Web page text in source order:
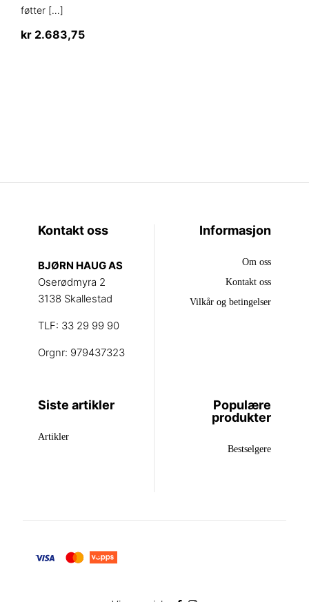
føtter […]
kr 2.683,75
Kontakt oss
BJØRN HAUG AS
Oserødmyra 2
3138 Skallestad
TLF: 33 29 99 90
Orgnr: 979437323
Informasjon
Om oss
Kontakt oss
Vilkår og betingelser
Siste artikler
Artikler
Populære
produkter
Bestselgere